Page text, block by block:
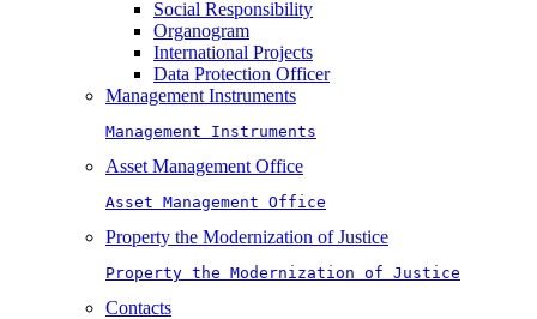
Social Responsibility
Organogram
International Projects
Data Protection Officer
Management Instruments
Management Instruments
Asset Management Office
Asset Management Office
Property the Modernization of Justice
Property the Modernization of Justice
Contacts